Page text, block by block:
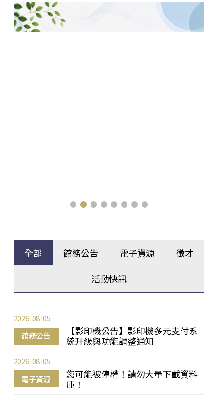
全部 館務公告 電子資源 徵才
活動快訊
館務公告
【影印機公告】影印機多元支付系
統升級與功能調整通知
2026-08-05
電子資源
您可能被停權！請勿大量下載資料
庫！
2026-08-05